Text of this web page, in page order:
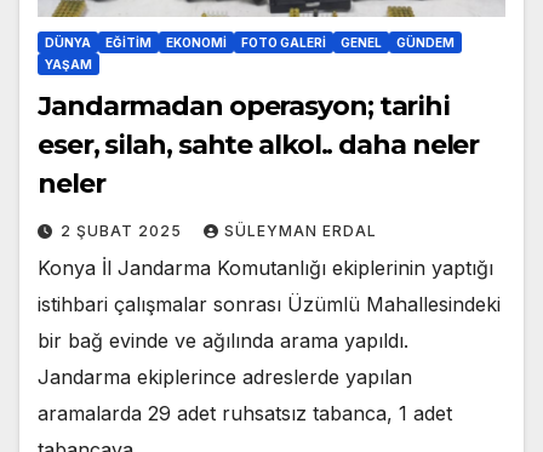
DÜNYA EĞITIM EKONOMI FOTO GALERI GENEL
GÜNDEM
YAŞAM
Jandarmadan operasyon; tarihi
eser, silah, sahte alkol.. daha neler
neler
2 ŞUBAT 2025 SÜLEYMAN ERDAL
Konya İl Jandarma Komutanlığı ekiplerinin yaptığı
istihbari çalışmalar sonrası Üzümlü Mahallesindeki
bir bağ evinde ve ağılında arama yapıldı.
Jandarma ekiplerince adreslerde yapılan
aramalarda 29 adet ruhsatsız tabanca, 1 adet